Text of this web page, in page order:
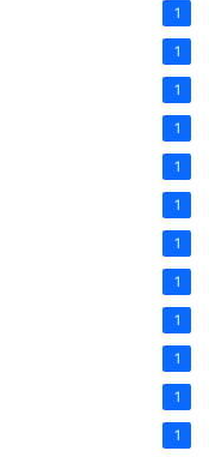
1
1
1
1
1
1
1
1
1
1
1
1